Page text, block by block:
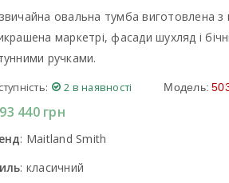
овальна тумба виготовлена з
маркетрі, фасади шухляд і
ручками.
2 в наявності Модель:
440 грн
: Maitland Smith
: класичний